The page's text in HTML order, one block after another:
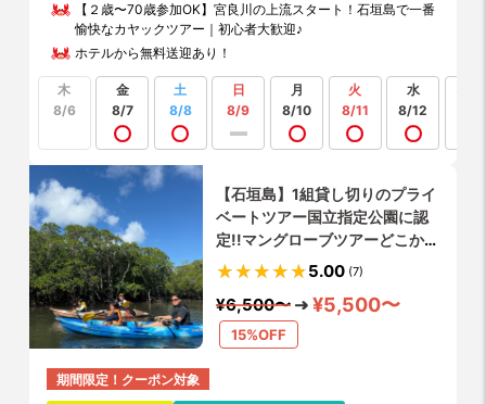
【２歳〜70歳参加OK】宮良川の上流スタート！石垣島で一番
愉快なカヤックツアー｜初心者大歓迎♪
ホテルから無料送迎あり！
木
8/6
金
8/7
土
8/8
日
8/9
月
8/10
火
8/11
水
8/12
【石垣島】1組貸し切りのプライ
ベートツアー国立指定公園に認
定!!マングローブツアーどこから
でも送迎無料!!【写真データ無
5.00 (7)
¥6,500〜 ¥5,500〜
15%OFF
期間限定！クーポン対象